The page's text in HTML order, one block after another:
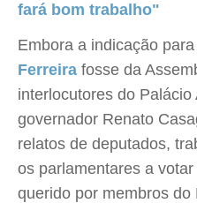
fará bom trabalho"
Embora a indicação
Ferreira fosse da
interlocutores do
governador Renato
relatos de deputados,
os parlamentares a
querido por membros